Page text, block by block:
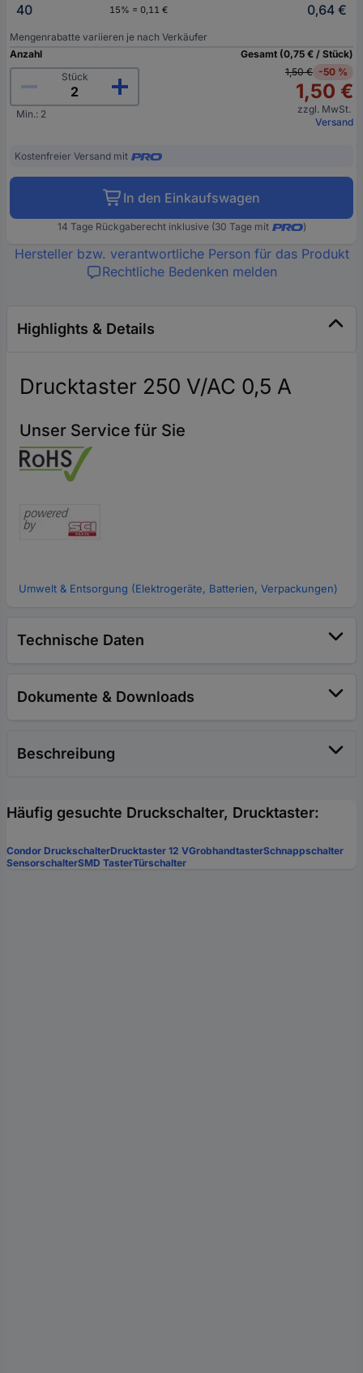
40
15% = 0,11 € 0,64 €
Mengenrabatte variieren je nach Verkäufer
Anzahl
Stück
Min.: 2
Gesamt (0,75 € / Stück)
1,50 € -50 %
1,50 €
zzgl. MwSt.
Versand
Kostenfreier Versand mit
In den Einkaufswagen
14 Tage Rückgaberecht inklusive (30 Tage mit )
Hersteller bzw. verantwortliche Person für das Produkt
Rechtliche Bedenken melden
Highlights & Details
Drucktaster 250 V/AC 0,5 A
Unser Service für Sie
Umwelt & Entsorgung (Elektrogeräte, Batterien, Verpackungen)
Technische Daten
Dokumente & Downloads
Beschreibung
Häufig gesuchte Druckschalter, Drucktaster:
Condor DruckschalterDrucktaster 12 VGrobhandtasterSchnappschalter
SensorschalterSMD TasterTürschalter